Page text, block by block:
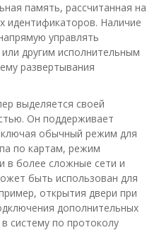
память, рассчитанная на
идентификаторов. Наличие
управлять
другим исполнительным
развертывания
выделяется своей
Он поддерживает
обычный режим для
по картам, режим
в более сложные сети и
быть использован для
открытия двери при
дополнительных
систему по протоколу